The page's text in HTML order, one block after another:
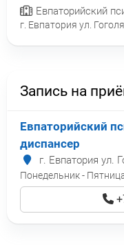
Евпаторийский
г. Евпатория ул.
Запись на
Евпаторийский
диспансер
г. Евпатория ул.
Понедельник -